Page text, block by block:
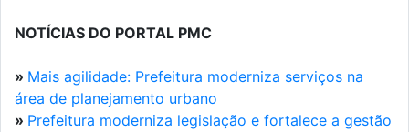
NOTÍCIAS DO PORTAL PMC
» Mais agilidade: Prefeitura moderniza serviços na
área de planejamento urbano
» Prefeitura moderniza legislação e fortalece a gestão